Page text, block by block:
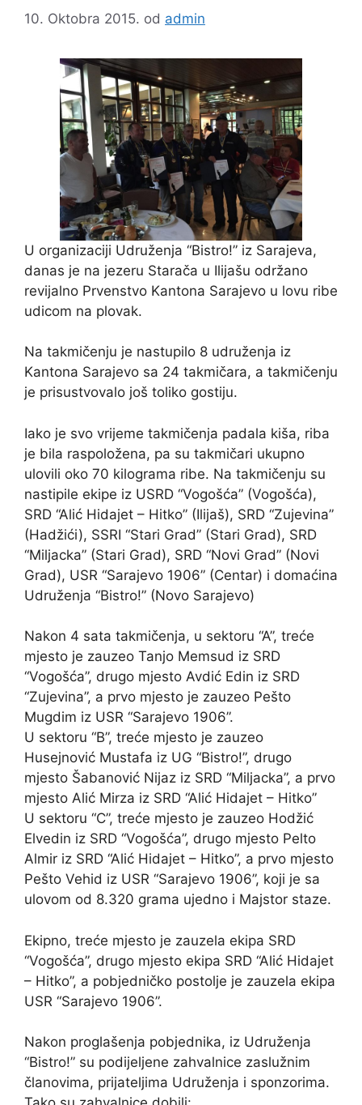
10. Oktobra 2015. od admin
U organizaciji Udruženja “Bistro!” iz Sarajeva,
danas je na jezeru Starača u Ilijašu održano
revijalno Prvenstvo Kantona Sarajevo u lovu ribe
udicom na plovak.
Na takmičenju je nastupilo 8 udruženja iz
Kantona Sarajevo sa 24 takmičara, a takmičenju
je prisustvovalo još toliko gostiju.
Iako je svo vrijeme takmičenja padala kiša, riba
je bila raspoložena, pa su takmičari ukupno
ulovili oko 70 kilograma ribe. Na takmičenju su
nastipile ekipe iz USRD “Vogošća” (Vogošća),
SRD “Alić Hidajet – Hitko” (Ilijaš), SRD “Zujevina”
(Hadžići), SSRI “Stari Grad” (Stari Grad), SRD
“Miljacka” (Stari Grad), SRD “Novi Grad” (Novi
Grad), USR “Sarajevo 1906” (Centar) i domaćina
Udruženja “Bistro!” (Novo Sarajevo)
Nakon 4 sata takmičenja, u sektoru “A”, treće
mjesto je zauzeo Tanjo Memsud iz SRD
“Vogošća”, drugo mjesto Avdić Edin iz SRD
“Zujevina”, a prvo mjesto je zauzeo Pešto
Mugdim iz USR “Sarajevo 1906”.
U sektoru “B”, treće mjesto je zauzeo
Husejnović Mustafa iz UG “Bistro!”, drugo
mjesto Šabanović Nijaz iz SRD “Miljacka”, a prvo
mjesto Alić Mirza iz SRD “Alić Hidajet – Hitko”
U sektoru “C”, treće mjesto je zauzeo Hodžić
Elvedin iz SRD “Vogošća”, drugo mjesto Pelto
Almir iz SRD “Alić Hidajet – Hitko”, a prvo mjesto
Pešto Vehid iz USR “Sarajevo 1906”, koji je sa
ulovom od 8.320 grama ujedno i Majstor staze.
Ekipno, treće mjesto je zauzela ekipa SRD
“Vogošća”, drugo mjesto ekipa SRD “Alić Hidajet
– Hitko”, a pobjedničko postolje je zauzela ekipa
USR “Sarajevo 1906”.
Nakon proglašenja pobjednika, iz Udruženja
“Bistro!” su podijeljene zahvalnice zaslužnim
članovima, prijateljima Udruženja i sponzorima.